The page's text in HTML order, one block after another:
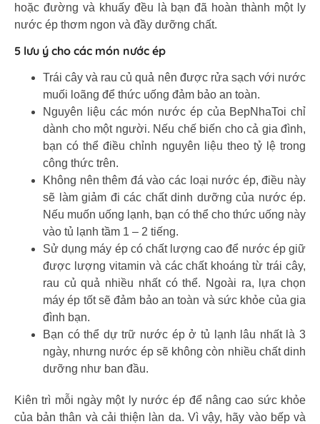
hoặc đường và khuấy đều là bạn đã hoàn thành một ly
nước ép thơm ngon và đầy dưỡng chất.
5 lưu ý cho các món nước ép
Trái cây và rau củ quả nên được rửa sạch với nước
muối loãng để thức uống đảm bảo an toàn.
Nguyên liệu các món nước ép của BepNhaToi chỉ
dành cho một người. Nếu chế biến cho cả gia đình,
bạn có thể điều chỉnh nguyên liệu theo tỷ lệ trong
công thức trên.
Không nên thêm đá vào các loại nước ép, điều này
sẽ làm giảm đi các chất dinh dưỡng của nước ép.
Nếu muốn uống lạnh, bạn có thể cho thức uống này
vào tủ lạnh tầm 1 – 2 tiếng.
Sử dụng máy ép có chất lượng cao để nước ép giữ
được lượng vitamin và các chất khoáng từ trái cây,
rau củ quả nhiều nhất có thể. Ngoài ra, lựa chọn
máy ép tốt sẽ đảm bảo an toàn và sức khỏe của gia
đình bạn.
Bạn có thể dự trữ nước ép ở tủ lạnh lâu nhất là 3
ngày, nhưng nước ép sẽ không còn nhiều chất dinh
dưỡng như ban đầu.
Kiên trì mỗi ngày một ly nước ép để nâng cao sức khỏe
của bản thân và cải thiện làn da. Vì vậy, hãy vào bếp và